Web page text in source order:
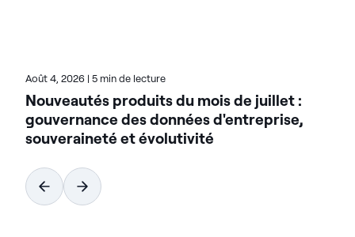
Août 4, 2026 | 5 min de lecture
Nouveautés produits du mois de juillet :
gouvernance des données d'entreprise,
souveraineté et évolutivité